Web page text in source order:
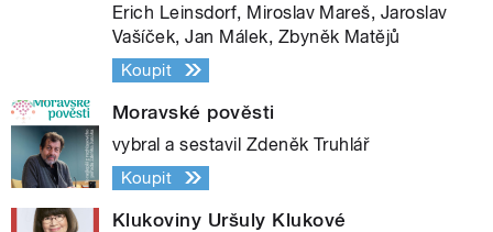
Erich Leinsdorf, Miroslav Mareš, Jaroslav
Vašíček, Jan Málek, Zbyněk Matějů
Koupit
Moravské pověsti
vybral a sestavil Zdeněk Truhlář
Koupit
Klukoviny Uršuly Klukové